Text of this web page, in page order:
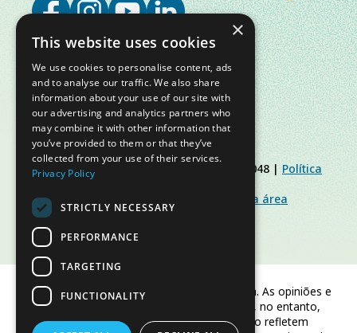
© Slow Food Foundation | C.F. 91019770048 | Política
de Privacidade
Slow Food Foundation
Diretrizes para a área
restrita
Financiado pela União Europeia. As opiniões e
pontos de vista expressos são, no entanto,
apenas os do(s) autor(es) e não refletem
×
This website uses cookies
We use cookies to personalise content, ads
and to analyse our traffic. We also share
information about your use of our site with
our advertising and analytics partners who
may combine it with other information that
you’ve provided to them or that they’ve
collected from your use of their services.
Privacy Policy
STRICTLY NECESSARY
PERFORMANCE
TARGETING
FUNCTIONALITY